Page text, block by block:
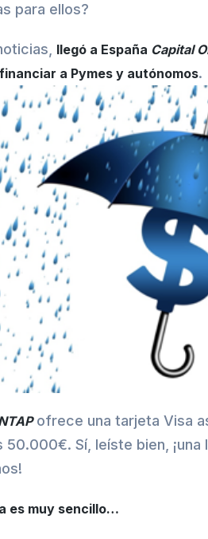
para ellos?
llegó a España Capital
a Pymes y autónomos.
ofrece una tarjeta Visa
50.000€. Sí, leíste bien,
es muy sencillo…